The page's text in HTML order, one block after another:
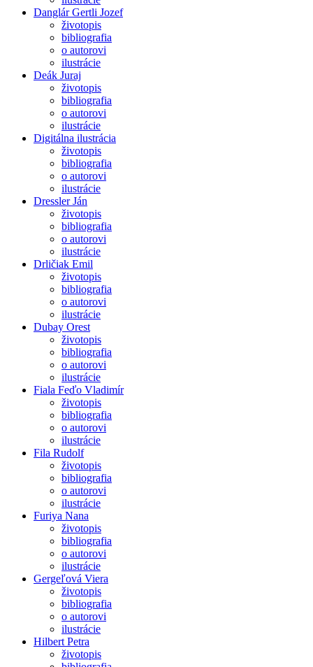
Danglár Gertli Jozef
životopis
bibliografia
o autorovi
ilustrácie
Deák Juraj
životopis
bibliografia
o autorovi
ilustrácie
Digitálna ilustrácia
životopis
bibliografia
o autorovi
ilustrácie
Dressler Ján
životopis
bibliografia
o autorovi
ilustrácie
Drličiak Emil
životopis
bibliografia
o autorovi
ilustrácie
Dubay Orest
životopis
bibliografia
o autorovi
ilustrácie
Fiala Feďo Vladimír
životopis
bibliografia
o autorovi
ilustrácie
Fila Rudolf
životopis
bibliografia
o autorovi
ilustrácie
Furiya Nana
životopis
bibliografia
o autorovi
ilustrácie
Gergeľová Viera
životopis
bibliografia
o autorovi
ilustrácie
Hilbert Petra
životopis